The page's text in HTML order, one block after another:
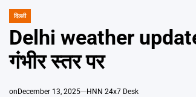
POSTED
IN
दिल्ली
Delhi weather
गंभीर स्तर पर
on December 13, 2025 HNN 24x7 Desk